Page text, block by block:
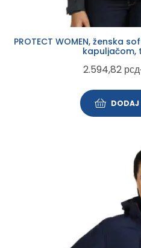
PROTECT WOMEN, ženska
kapuljačom,
2.594,82 рсд
DODAJ